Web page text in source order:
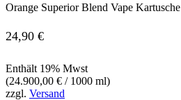
Orange Superior Blend Vape Kartusche
24,90 €
Enthält 19% Mwst
(24.900,00 € / 1000 ml)
zzgl. Versand